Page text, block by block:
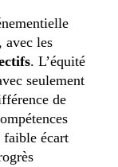
avec les
. L’équité
seulement
de
faible écart